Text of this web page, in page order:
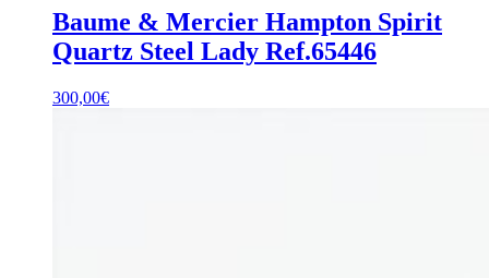
Baume & Mercier Hampton Spirit
Quartz Steel Lady Ref.65446
300,00€